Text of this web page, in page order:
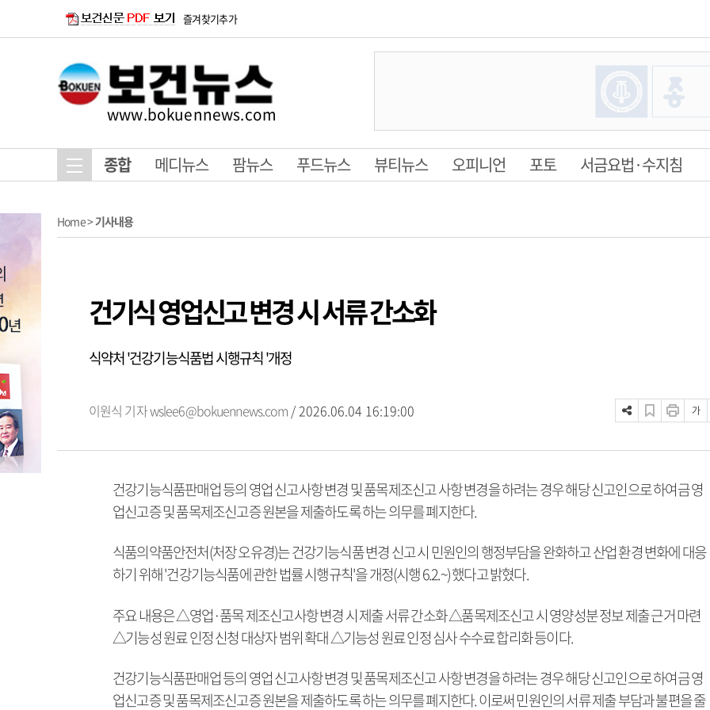
즐겨찾기추가
www.bokuennews.com
종합 메디뉴스 팜뉴스 푸드뉴스 뷰티뉴스 오피니언 포토 서금요법·수지침
Home>기사내용
건기식 영업신고 변경 시 서류 간소화
식약처 '건강기능식품법 시행규칙 '개정
이원식 기자wslee6@bokuennews.com / 2026.06.04 16:19:00 가
건강기능식품판매업 등의 영업 신고사항 변경 및 품목제조신고 사항 변경을 하려는 경우 해당 신고인으로 하여금 영
업신고증 및 품목제조신고증 원본을 제출하도록 하는 의무를 폐지한다.
식품의약품안전처(처장 오유경)는 건강기능식품 변경 신고 시 민원인의 행정부담을 완화하고 산업 환경 변화에 대응
하기 위해 '건강기능식품에 관한 법률 시행규칙'을 개정(시행 6.2.~) 했다고 밝혔다.
주요 내용은 △영업·품목 제조신고사항 변경 시 제출 서류 간소화 △품목제조신고 시 영양성분 정보 제출 근거 마련
△기능성 원료 인정 신청 대상자 범위 확대 △기능성 원료 인정 심사 수수료 합리화 등이다.
건강기능식품판매업 등의 영업 신고사항 변경 및 품목제조신고 사항 변경을 하려는 경우 해당 신고인으로 하여금 영
업신고증 및 품목제조신고증 원본을 제출하도록 하는 의무를 폐지한다. 이로써 민원인의 서류 제출 부담과 불편을 줄